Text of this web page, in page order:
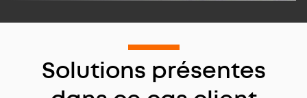
Solutions présentes